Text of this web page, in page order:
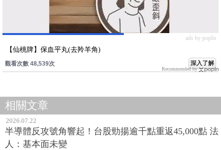
ads by popIn
【仙桃牌】保血平丸(去羚羊角)
觀看次數 48,539次 深入了解
Recommended by
相關文章
2026.07.22
半導體反攻號角響起！台股勁揚逾千點重返45,000點 法
人：基本面未變